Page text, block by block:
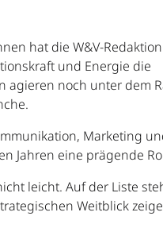
hat die W&V-
und Energie die
agieren noch unter dem
Marketing
Jahren eine prägende
leicht. Auf der Liste
Weitblick